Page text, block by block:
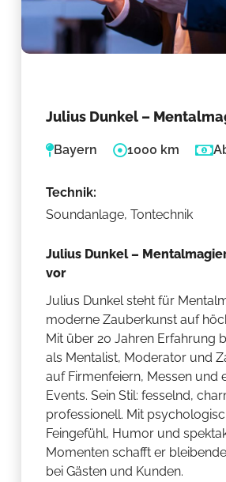
Julius Dunkel –
Bayern 1000 km
Technik:
Soundanlage, Tontechnik
Julius Dunkel –
vor
Julius Dunkel steht für
moderne Zauberkunst auf
Mit über 20 Jahren Erfahrung
als Mentalist, Moderator und
auf Firmenfeiern, Messen und
Events. Sein Stil: fesselnd,
professionell. Mit
Feingefühl, Humor und
Momenten schafft er
bei Gästen und Kunden.